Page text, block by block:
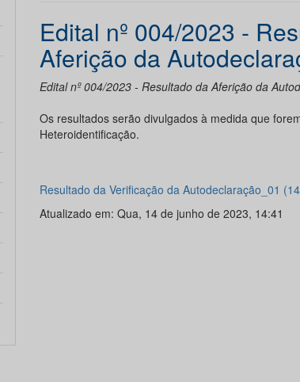
Edital nº 004/2023 -
Aferição da
Edital nº 004/2023 - Resultado da Aferição da
Os resultados serão divulgados à medida que
Heteroidentificação.
Resultado da Verificação da Autodeclaração_01
Atualizado em: Qua, 14 de junho de 2023, 14:41